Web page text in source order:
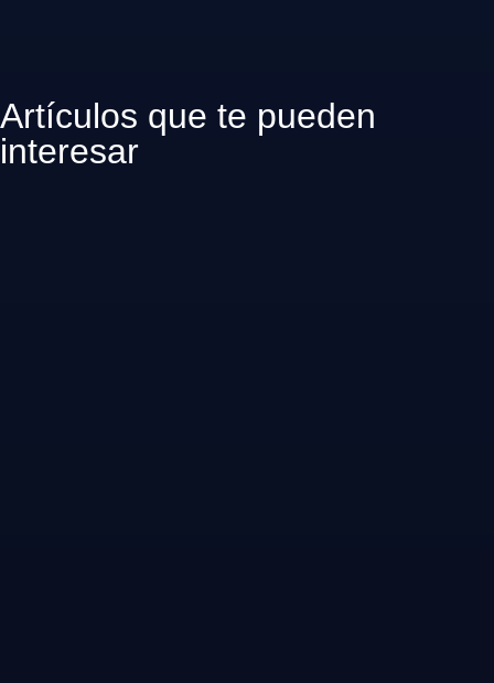
Artículos que te pueden
interesar